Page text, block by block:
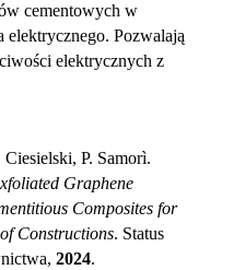
cementowych w
elektrycznego. Pozwalają
elektrycznych z
P. Samorì.
Graphene
Composites for
Constructions. Status
2024.